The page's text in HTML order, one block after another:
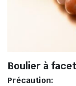
Boulier à
Précaution: